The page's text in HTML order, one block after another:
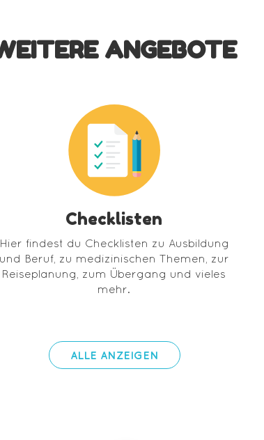
ANGEBOTE
Checklisten
Hier findest du Checklisten zu Ausbildung
und Beruf, zu medizinischen Themen, zur
Reiseplanung, zum Übergang und vieles
mehr.
ALLE ANZEIGEN